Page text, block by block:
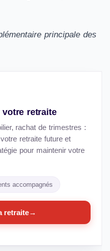
principale des
votre retraite
rachat de trimestres :
retraite future et
pour maintenir votre
accompagnés
retraite→